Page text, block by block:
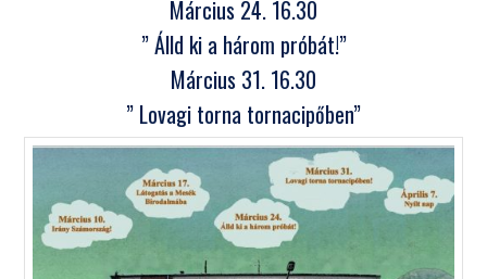
Március 24. 16.30
” Álld ki a három próbát!”
Március 31. 16.30
” Lovagi torna tornacipőben”